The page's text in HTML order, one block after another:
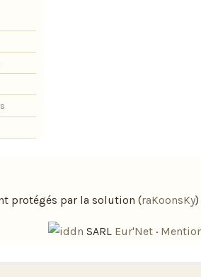
protégés par la solution (raKoonsKy)
SARL Eur'Net ·